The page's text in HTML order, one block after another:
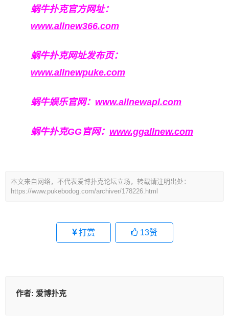
蜗牛扑克官方网址：
www.allnew366.com
蜗牛扑克网址发布页：
www.allnewpuke.com
蜗牛娱乐官网： www.allnewapl.com
蜗牛扑克GG官网： www.ggallnew.com
本文来自网络，不代表爱博扑克论坛立场，转载请注明出处：
https://www.pukebodog.com/archiver/178226.html
打赏 13赞
作者: 爱博扑克